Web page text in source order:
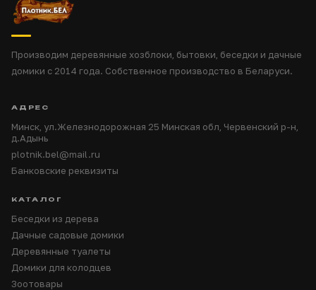
Производим деревянные хозблоки, бытовки, беседки и дачные
домики с 2014 года. Собственное производство в Беларуси.
АДРЕС
Минск, ул.Железнодорожная 25 Минская обл, Червенский р-н,
д.Адынь
plotnik.bel@mail.ru
Банковские реквизиты
КАТАЛОГ
Беседки из дерева
Дачные садовые домики
Деревянные туалеты
Домики для колодцев
Зоотовары